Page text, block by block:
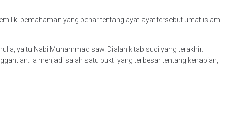
pemahaman yang benar tentang ayat-ayat tersebut umat islam
yaitu Nabi Muhammad saw. Dialah kitab suci yang terakhir.
Ia menjadi salah satu bukti yang terbesar tentang kenabian,